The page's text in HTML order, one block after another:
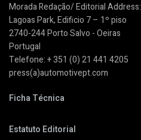
Morada Redação/ Editorial Address:
Lagoas Park, Edificio 7 – 1º piso
2740-244 Porto Salvo - Oeiras
Portugal
Telefone: + 351 (0) 21 441 4205
press(a)automotivept.com
Ficha Técnica
Estatuto Editorial